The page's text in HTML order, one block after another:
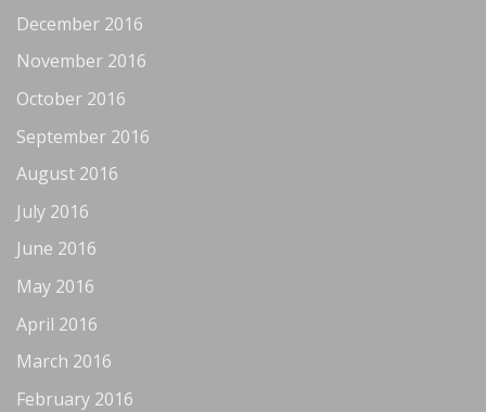
December 2016
November 2016
October 2016
September 2016
August 2016
July 2016
June 2016
May 2016
April 2016
March 2016
February 2016